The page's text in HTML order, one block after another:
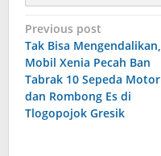
Navigasi
pos
Previous post
Tak Bisa Mengendalikan,
Mobil Xenia Pecah Ban
Tabrak 10 Sepeda Motor
dan Rombong Es di
Tlogopojok Gresik